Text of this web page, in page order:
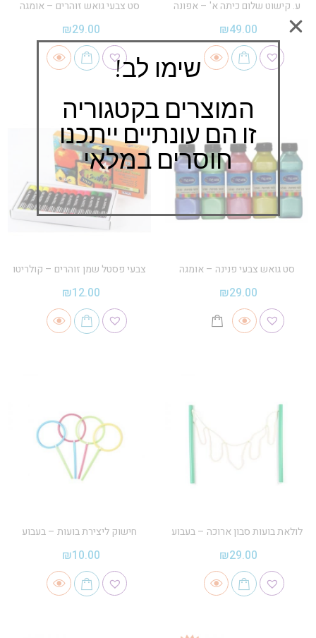
ע. קישוט שלום כיתה א' – אפונה
₪49.00
סט צבעי גואש זוהרים – אומגה
₪29.00
סט גואש צבעי פנינה – אומגה
₪29.00
צבעי פסטל שמן זוהרים – קולריטו
₪12.00
לולאת בועות סבון ארוכה – בעבוע
₪29.00
חישוק ליצירת בועות – בעבוע
₪10.00
שימו לב!
המוצרים בקטגוריה
זו הם עונתיים ייתכנו
חוסרים במלאי